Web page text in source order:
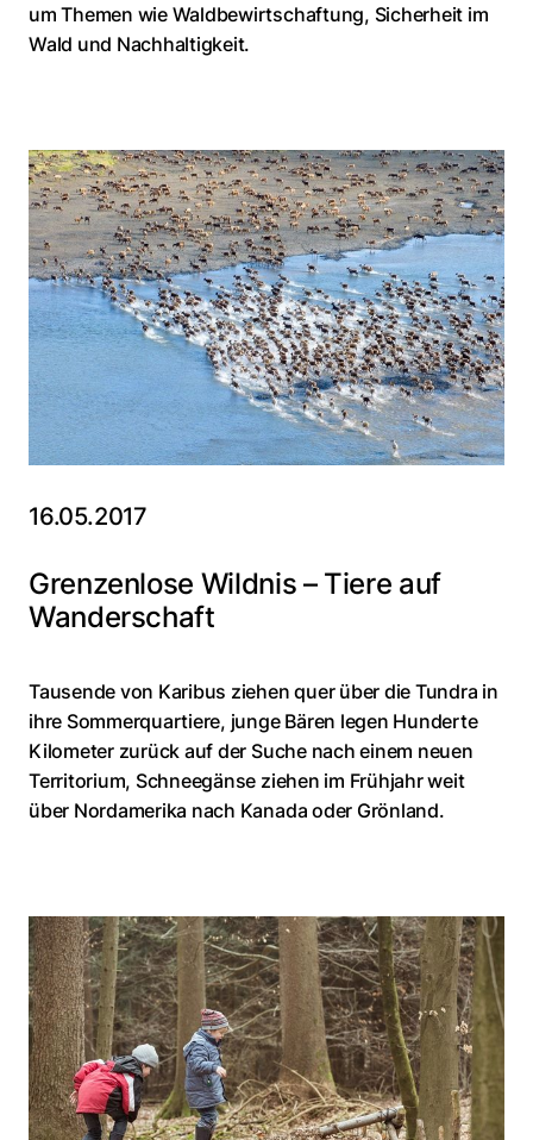
um Themen wie Waldbewirtschaftung, Sicherheit im
Wald und Nachhaltigkeit.
16.05.2017
Grenzenlose Wildnis – Tiere auf
Wanderschaft
Tausende von Karibus ziehen quer über die Tundra in
ihre Sommerquartiere, junge Bären legen Hunderte
Kilometer zurück auf der Suche nach einem neuen
Territorium, Schneegänse ziehen im Frühjahr weit
über Nordamerika nach Kanada oder Grönland.